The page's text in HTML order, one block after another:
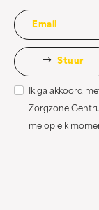
Stuur
Ik ga akkoord
Zorgzone
me op elk